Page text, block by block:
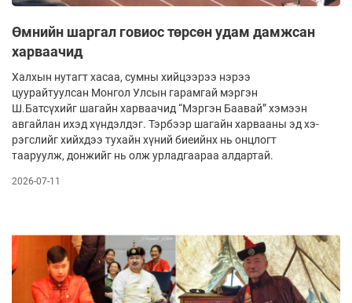
Өмнийн шаргал говиос төрсөн удам дамжсан
харваачид
Халхын нутагт хасаа, сумны хийцээрээ нэрээ
цуурайтуулсан Монгол Улсын гарам­гай мэргэн
Ш.Батсүхийг шагайн хар­ваачид “Мэргэн Баавай” хэмээн
авгайлан ихэд хүндэлдэг. Тэрбээр шагайн харвааны эд хэ­
рэгс­лийг хийхдээ тухайн хүний биеийнх нь онц­логт
тааруулж, донжийг нь олж урладгаараа ал­дар­тай.
2026-07-11